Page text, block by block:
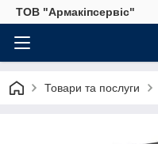
ТОВ "Армакіпсервіс"
Товари та послуги